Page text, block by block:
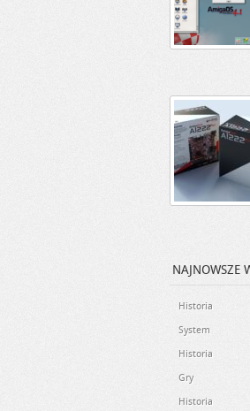
NAJNOWSZE
Historia
System
Historia
Gry
Historia